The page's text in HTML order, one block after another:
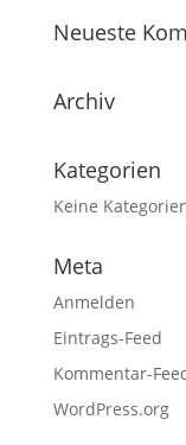
Neueste
Archiv
Kategorien
Keine
Meta
Anmelden
Eintrags-Feed
Kommentar-
WordPress.org